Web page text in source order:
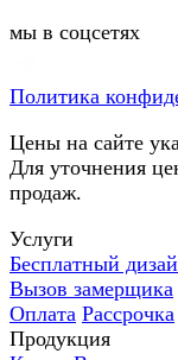
мы в соцсетях
Политика
Цены на сайте
Для уточнения
продаж.
Услуги
Бесплатный
Вызов замерщика
Оплата Рассрочка
Продукция